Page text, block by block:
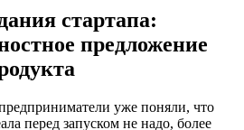
стартапа:
предложение
уже поняли, что
перед запуском не надо, более